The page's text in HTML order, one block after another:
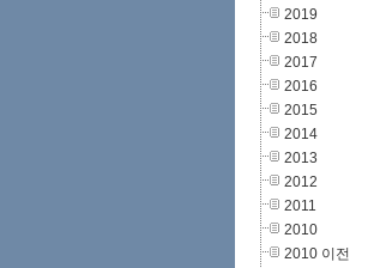
2019
2018
2017
2016
2015
2014
2013
2012
2011
2010
2010 이전